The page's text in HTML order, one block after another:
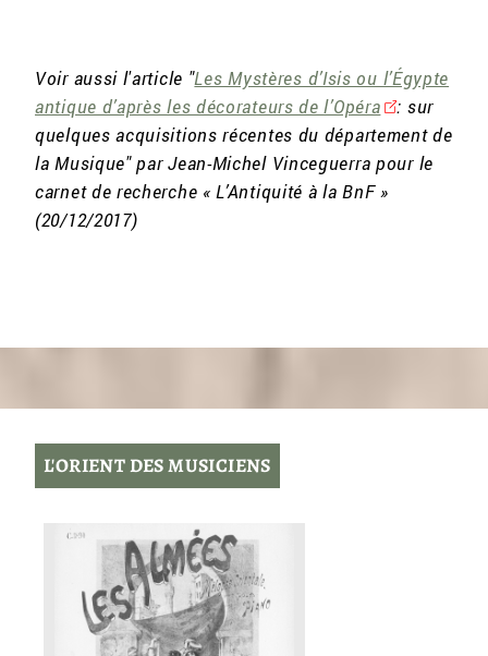
Voir aussi l'article "Les Mystères d’Isis ou l’Égypte
antique d’après les décorateurs de l’Opéra
: sur
quelques acquisitions récentes du département de
la Musique" par Jean-Michel Vinceguerra pour le
carnet de recherche « L’Antiquité à la BnF »
(20/12/2017)
L'ORIENT DES MUSICIENS